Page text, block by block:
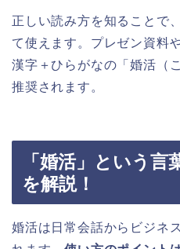
正しい読み方を知ることで
て使えます。プレゼン資料
漢字＋ひらがなの「婚活（
推奨されます。
「婚活」という
を解説！
婚活は日常会話からビジネ